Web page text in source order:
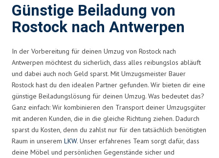
Günstige Beiladung von
Rostock nach Antwerpen
In der Vorbereitung für deinen Umzug von Rostock nach
Antwerpen möchtest du sicherlich, dass alles reibungslos abläuft
und dabei auch noch Geld sparst. Mit Umzugsmeister Bauer
Rostock hast du den idealen Partner gefunden. Wir bieten dir eine
günstige Beiladungslösung für deinen Umzug. Was bedeutet das?
Ganz einfach: Wir kombinieren den Transport deiner Umzugsgüter
mit anderen Kunden, die in die gleiche Richtung ziehen. Dadurch
sparst du Kosten, denn du zahlst nur für den tatsächlich benötigten
Raum in unserem LKW. Unser erfahrenes Team sorgt dafür, dass
deine Möbel und persönlichen Gegenstände sicher und